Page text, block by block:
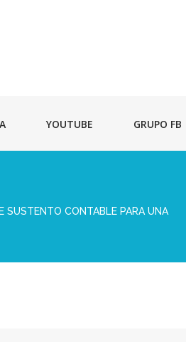
YOUTUBE GRUPO FB
SUSTENTO CONTABLE PARA UNA